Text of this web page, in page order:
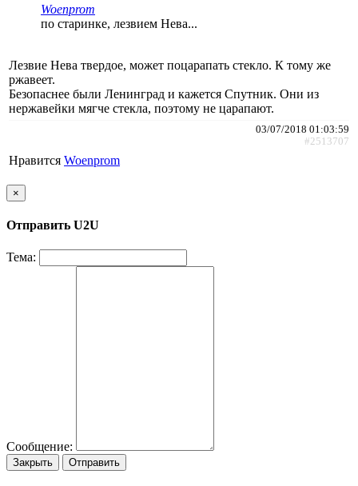
Woenprom
по старинке, лезвием Нева...
Лезвие Нева твердое, может поцарапать стекло. К тому же
ржавеет.
Безопаснее были Ленинград и кажется Спутник. Они из
нержавейки мягче стекла, поэтому не царапают.
03/07/2018 01:03:59
#2513707
Нравится Woenprom
×
Отправить U2U
Тема:
Сообщение:
Закрыть Отправить